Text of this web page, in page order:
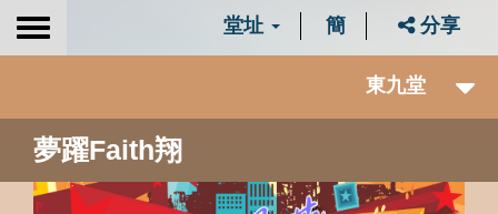
Toggle
堂址 簡 分享
東九堂
夢躍Faith翔